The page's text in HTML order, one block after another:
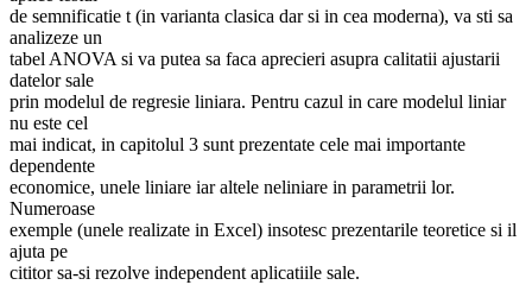
de semnificatie t (in varianta clasica dar si in cea moderna), va sti sa
analizeze un
tabel ANOVA si va putea sa faca aprecieri asupra calitatii ajustarii
datelor sale
prin modelul de regresie liniara. Pentru cazul in care modelul liniar
nu este cel
mai indicat, in capitolul 3 sunt prezentate cele mai importante
dependente
economice, unele liniare iar altele neliniare in parametrii lor.
Numeroase
exemple (unele realizate in Excel) insotesc prezentarile teoretice si il
ajuta pe
cititor sa-si rezolve independent aplicatiile sale.